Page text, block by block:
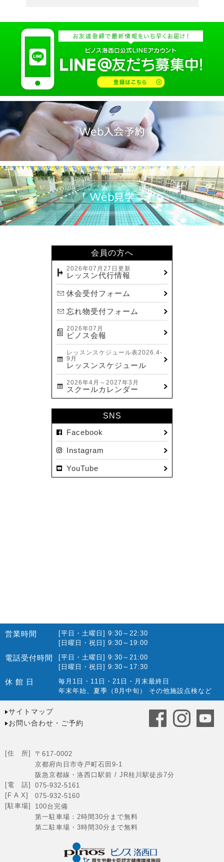
会員の方へ
2026年07月27日更新
レッスン代行情報
休会受付フォーム
忘れ物受付フォーム
2026年07月
ピノス会報
レッスンスケジュール表2026.4-
9月
レッスンスケジュール
2026年4月～2027年3月
スクールカレンダー
SNS
Facebook
Instagram
YouTube
営業時間
[平日・土曜日] 9:30～22:30
[日曜日・祝日] 9:30～19:00
電話受付時間
[平日・土曜日] 9:30～21:00
[日曜日・祝日] 9:30～17:30
休 館 日
毎月1日・11日・21日・月末最終日
年末年始、夏季（8月中旬） その他施設点検など
サイトマップ
お問い合わせ・ご予約
[住 所]
〒617-0002
京都府向日市寺戸町石田9-1
阪急京都線・洛西口駅前 / JR桂川駅徒歩7分
[電 話]
075-932-5161
[F A X]
075-932-5160
[駐車場]
100台完備
第一駐車場：2時間30分まで無料
第二駐車場・3時間30分まで無料